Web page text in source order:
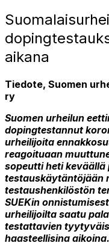
aikana
Tiedote, Suomen
ry
Suomen urheilun
dopingtestannut
urheilijoita
reagoituaan
sopeutti heti
testauskäytäntöjään
testaushenkilöstön
SUEKin
urheilijoilta saatu
testattavien
haasteellisina aikoina.